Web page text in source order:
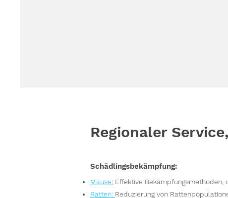
Regionaler
Schädlingsbekämpfung:
Mäuse: Effektive Bekämpfungsmethoden,
Ratten: Reduzierung von